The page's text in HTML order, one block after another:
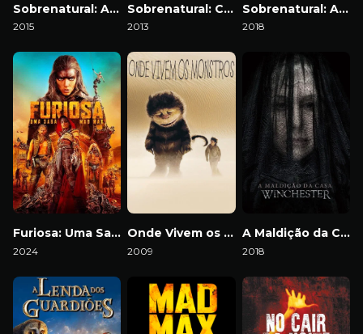
Sobrenatural: A Origem
2015
Sobrenatural: Capítulo 2
2013
Sobrenatural: A Última Chave
2018
Furiosa: Uma Saga Mad Max
2024
Onde Vivem os Monstros
2009
A Maldição da Casa Winchester
2018